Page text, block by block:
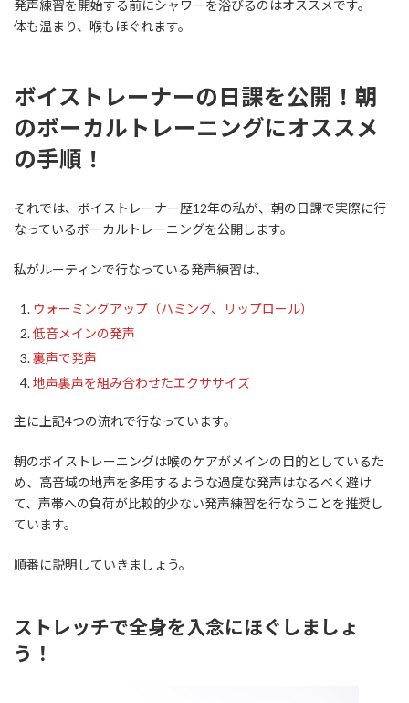
発声練習を開始する前にシャワーを浴びるのはオススメです。
体も温まり、喉もほぐれます。
ボイス トレーナーの日課を公開！朝
のボーカルトレーニングにオススメ
の手順！
それでは、ボイストレーナー歴12年の私が、朝の日課で実際に行
なっているボーカルトレーニングを公開します。
私がルーティンで行なっている発声練習は、
ウォーミングアップ（ハミング、リップロール）
低音メインの発声
裏声で発声
地声裏声を組み合わせたエクササイズ
主に上記4つの流れで行なっています。
朝のボイストレーニングは喉のケアがメインの目的としているた
め、高音域の地声を多用するような過度な発声はなるべく避け
て、声帯への負荷が比較的少ない発声練習を行なうことを推奨し
ています。
順番に説明していきましょう。
ストレッチで全身を入念にほぐしましょ
う！